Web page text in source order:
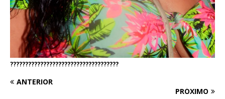
????????????????????????????????????
ANTERIOR
PRÓXIMO